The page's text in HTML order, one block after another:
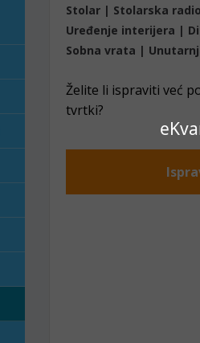
Stolar | Stolarska
Uređenje interijera |
Sobna vrata |
Želite li ispraviti već
tvrtki?